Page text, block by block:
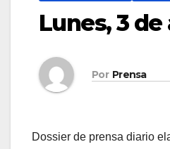
Lunes, 3 de
Por Prensa
Dossier de prensa diario